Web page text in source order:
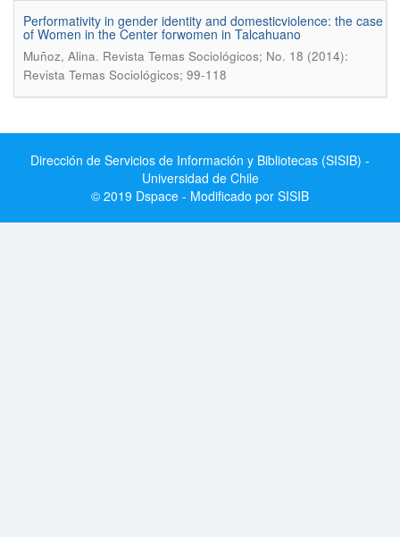
Performativity in gender identity and domesticviolence: the case
of Women in the Center forwomen in Talcahuano
Muñoz, Alina. Revista Temas Sociológicos; No. 18 (2014):
Revista Temas Sociológicos; 99-118
Dirección de Servicios de Información y Bibliotecas (SISIB) -
Universidad de Chile
© 2019 Dspace - Modificado por SISIB